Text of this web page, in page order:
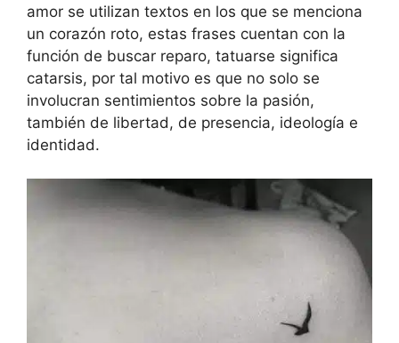
amor se utilizan textos en los que se menciona
un corazón roto, estas frases cuentan con la
función de buscar reparo, tatuarse significa
catarsis, por tal motivo es que no solo se
involucran sentimientos sobre la pasión,
también de libertad, de presencia, ideología e
identidad.